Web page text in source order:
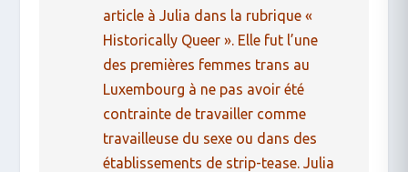
article à Julia dans la rubrique «
Historically Queer ». Elle fut l’une
des premières femmes trans au
Luxembourg à ne pas avoir été
contrainte de travailler comme
travailleuse du sexe ou dans des
établissements de strip-tease.
Julia